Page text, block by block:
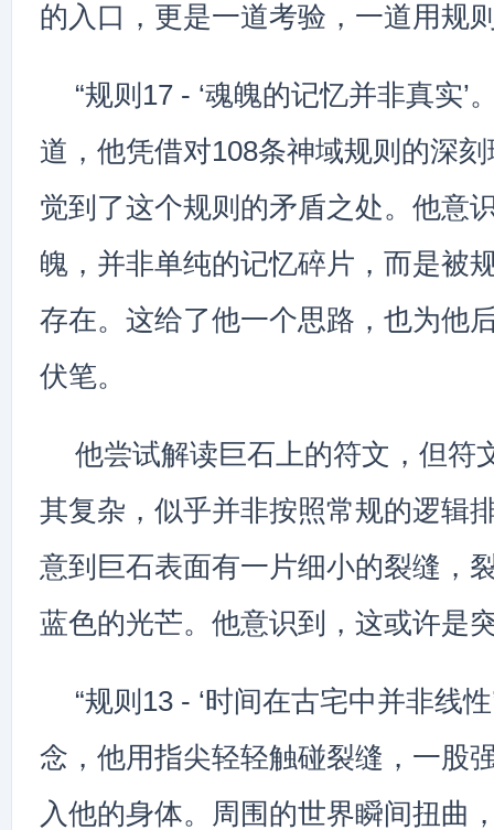
的入口，更是一道考验，一道用规
“规则17 - ‘魂魄的记忆并非真实’
道，他凭借对108条神域规则的深
觉到了这个规则的矛盾之处。他意
魄，并非单纯的记忆碎片，而是被
存在。这给了他一个思路，也为他
伏笔。
他尝试解读巨石上的符文，但符
其复杂，似乎并非按照常规的逻辑
意到巨石表面有一片细小的裂缝，
蓝色的光芒。他意识到，这或许是
“规则13 - ‘时间在古宅中并非线
念，他用指尖轻轻触碰裂缝，一股
入他的身体。周围的世界瞬间扭曲